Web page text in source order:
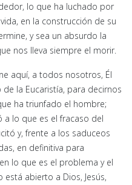
lo que ha luchado por
en la construcción de su
y sea un absurdo la
nos lleva siempre el morir.
aquí, a todos nosotros, Él
la Eucaristía, para decirnos
ha triunfado el hombre;
a lo que es el fracaso del
y, frente a los saduceos
en definitiva para
lo que es el problema y el
abierto a Dios, Jesús,